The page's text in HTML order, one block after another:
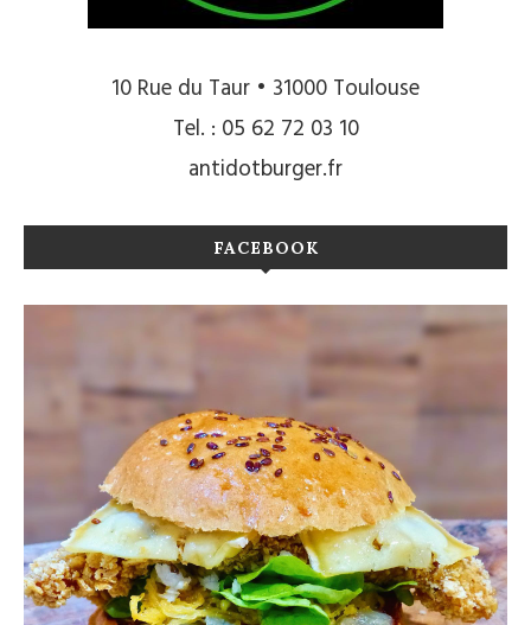
10 Rue du Taur • 31000 Toulouse
Tel. : 05 62 72 03 10
antidotburger.fr
FACEBOOK